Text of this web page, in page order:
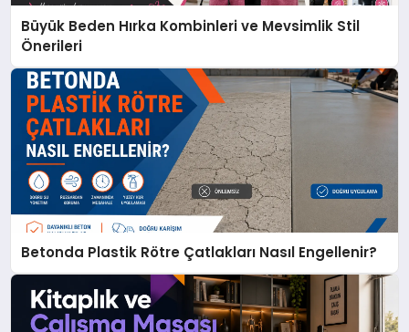
Büyük Beden Hırka Kombinleri ve Mevsimlik Stil
Önerileri
Betonda Plastik Rötre Çatlakları Nasıl Engellenir?